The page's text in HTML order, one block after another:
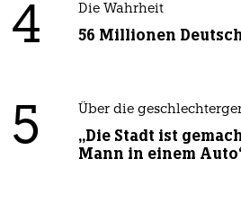
4 Die Wahrheit
56 Millionen
5 Über die
„Die Stadt ist
Mann in einem